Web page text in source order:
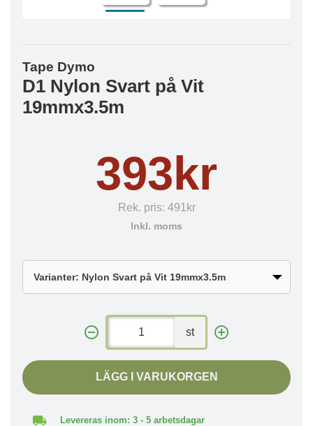
Tape Dymo
D1 Nylon Svart på Vit
19mmx3.5m
393kr
Rek. pris: 491kr
Inkl. moms
st
LÄGG I VARUKORGEN
Levereras inom: 3 - 5 arbetsdagar